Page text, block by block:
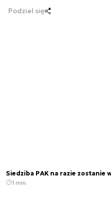
Podziel się
Siedziba PAK na razie zostanie
1 min.